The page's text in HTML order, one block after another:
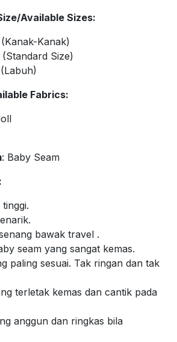
Available Sizes:
Kanak)
Size)
Fabrics:
: Baby Seam
bawak travel .
seam yang sangat kemas.
paling sesuai. Tak ringan dan tak
terletak kemas dan cantik pada
anggun dan ringkas bila